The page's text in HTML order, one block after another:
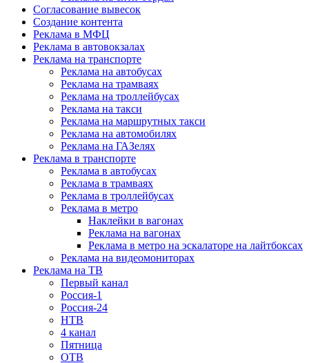
Согласование вывесок
Создание контента
Реклама в МФЦ
Реклама в автовокзалах
Реклама на транспорте
Реклама на автобусах
Реклама на трамваях
Реклама на троллейбусах
Реклама на такси
Реклама на маршрутных такси
Реклама на автомобилях
Реклама на ГАЗелях
Реклама в транспорте
Реклама в автобусах
Реклама в трамваях
Реклама в троллейбусах
Реклама в метро
Наклейки в вагонах
Реклама на вагонах
Реклама в метро на эскалаторе на лайтбоксах
Реклама на видеомониторах
Реклама на ТВ
Первый канал
Россия-1
Россия-24
НТВ
4 канал
Пятница
ОТВ